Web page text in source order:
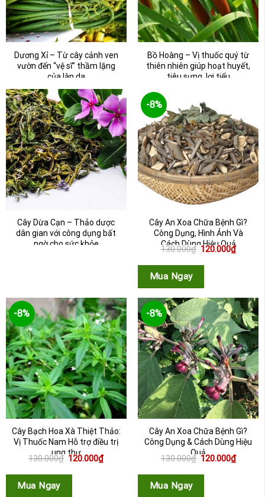
Dương Xỉ – Từ cây cảnh ven
vườn đến “vệ sĩ” thầm lặng
của làn da
Bồ Hoàng – Vị thuốc quý từ
thiên nhiên giúp hoạt huyết,
tiêu sưng, lợi tiểu
Cây Dừa Cạn – Thảo dược
dân gian với công dụng bất
ngờ cho sức khỏe
-8%
Cây An Xoa Chữa Bệnh Gì?
Công Dụng, Hình Ảnh Và
Cách Dùng Hiệu Quả
130.000₫ Giá
là:
120.000₫Giá
hiện
Mua Ngay
-8%
Cây Bạch Hoa Xà Thiệt Thảo:
Vị Thuốc Nam Hỗ trợ điều trị
ung thư
130.000₫ Giá
là:
120.000₫Giá
hiện
Mua Ngay
-8%
Cây An Xoa Chữa Bệnh Gì?
Công Dụng & Cách Dùng Hiệu
Quả
130.000₫ Giá
là:
120.000₫Giá
hiện
Mua Ngay